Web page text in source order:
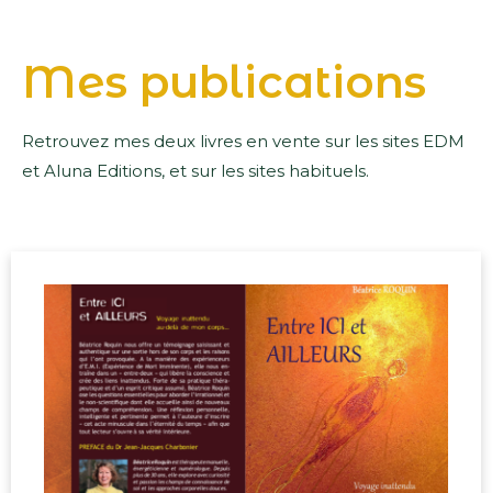
Mes publications
Retrouvez mes deux livres en vente sur les sites EDM
et Aluna Editions, et sur les sites habituels.